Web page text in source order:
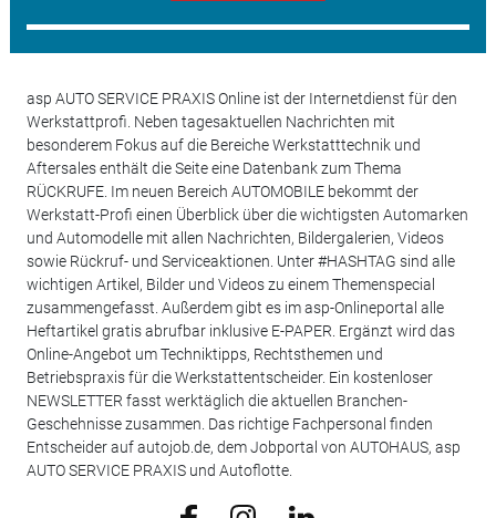
asp AUTO SERVICE PRAXIS Online ist der Internetdienst für den
Werkstattprofi. Neben tagesaktuellen Nachrichten mit
besonderem Fokus auf die Bereiche Werkstatttechnik und
Aftersales enthält die Seite eine Datenbank zum Thema
RÜCKRUFE. Im neuen Bereich AUTOMOBILE bekommt der
Werkstatt-Profi einen Überblick über die wichtigsten Automarken
und Automodelle mit allen Nachrichten, Bildergalerien, Videos
sowie Rückruf- und Serviceaktionen. Unter #HASHTAG sind alle
wichtigen Artikel, Bilder und Videos zu einem Themenspecial
zusammengefasst. Außerdem gibt es im asp-Onlineportal alle
Heftartikel gratis abrufbar inklusive E-PAPER. Ergänzt wird das
Online-Angebot um Techniktipps, Rechtsthemen und
Betriebspraxis für die Werkstattentscheider. Ein kostenloser
NEWSLETTER fasst werktäglich die aktuellen Branchen-
Geschehnisse zusammen. Das richtige Fachpersonal finden
Entscheider auf autojob.de, dem Jobportal von AUTOHAUS, asp
AUTO SERVICE PRAXIS und Autoflotte.